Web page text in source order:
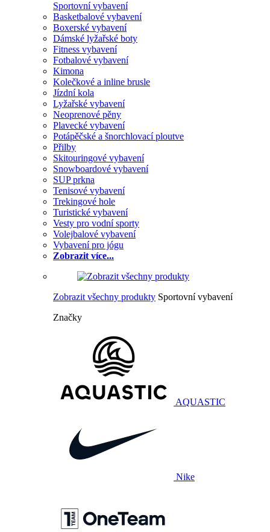
Sportovní vybavení
Basketbalové vybavení
Boxerské vybavení
Dámské lyžařské boty
Fitness vybavení
Fotbalové vybavení
Kimona
Kolečkové a inline brusle
Jízdní kola
Lyžařské vybavení
Neoprenové pěny
Plavecké vybavení
Potápěčské a šnorchlovací ploutve
Přilby
Skitouringové vybavení
Snowboardové vybavení
SUP prkna
Tenisové vybavení
Trekingové hole
Turistické vybavení
Vesty pro vodní sporty
Volejbalové vybavení
Vybavení pro jógu
Zobrazit více...
Zobrazit všechny produkty Sportovní vybavení
Značky
AQUASTIC
Nike